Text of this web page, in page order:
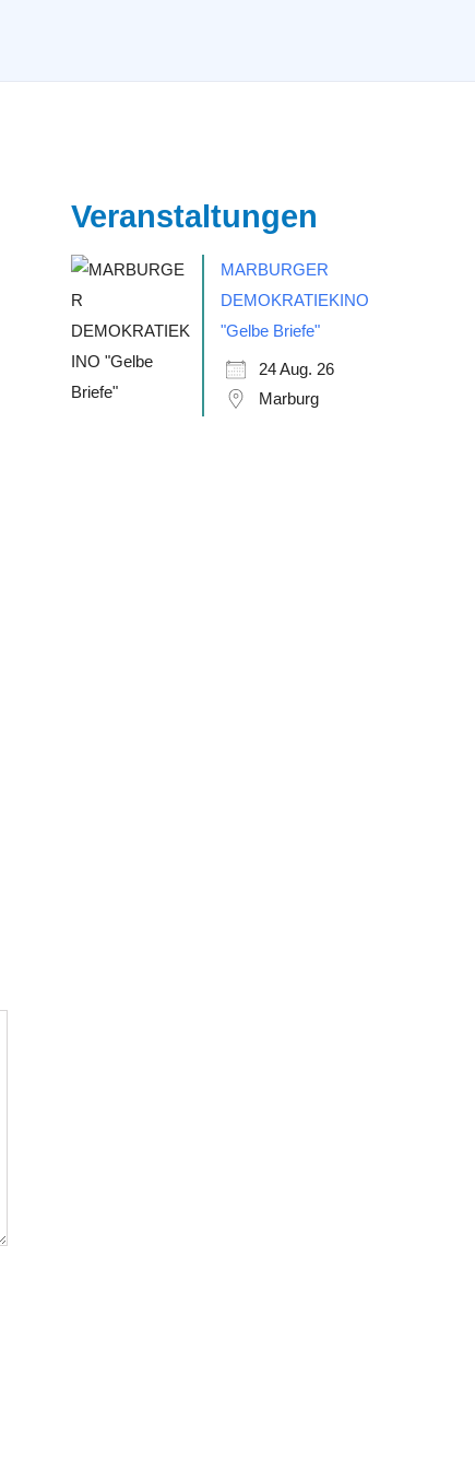
Veranstaltungen
MARBURGER
DEMOKRATIEKINO
"Gelbe Briefe"
24 Aug. 26
Marburg